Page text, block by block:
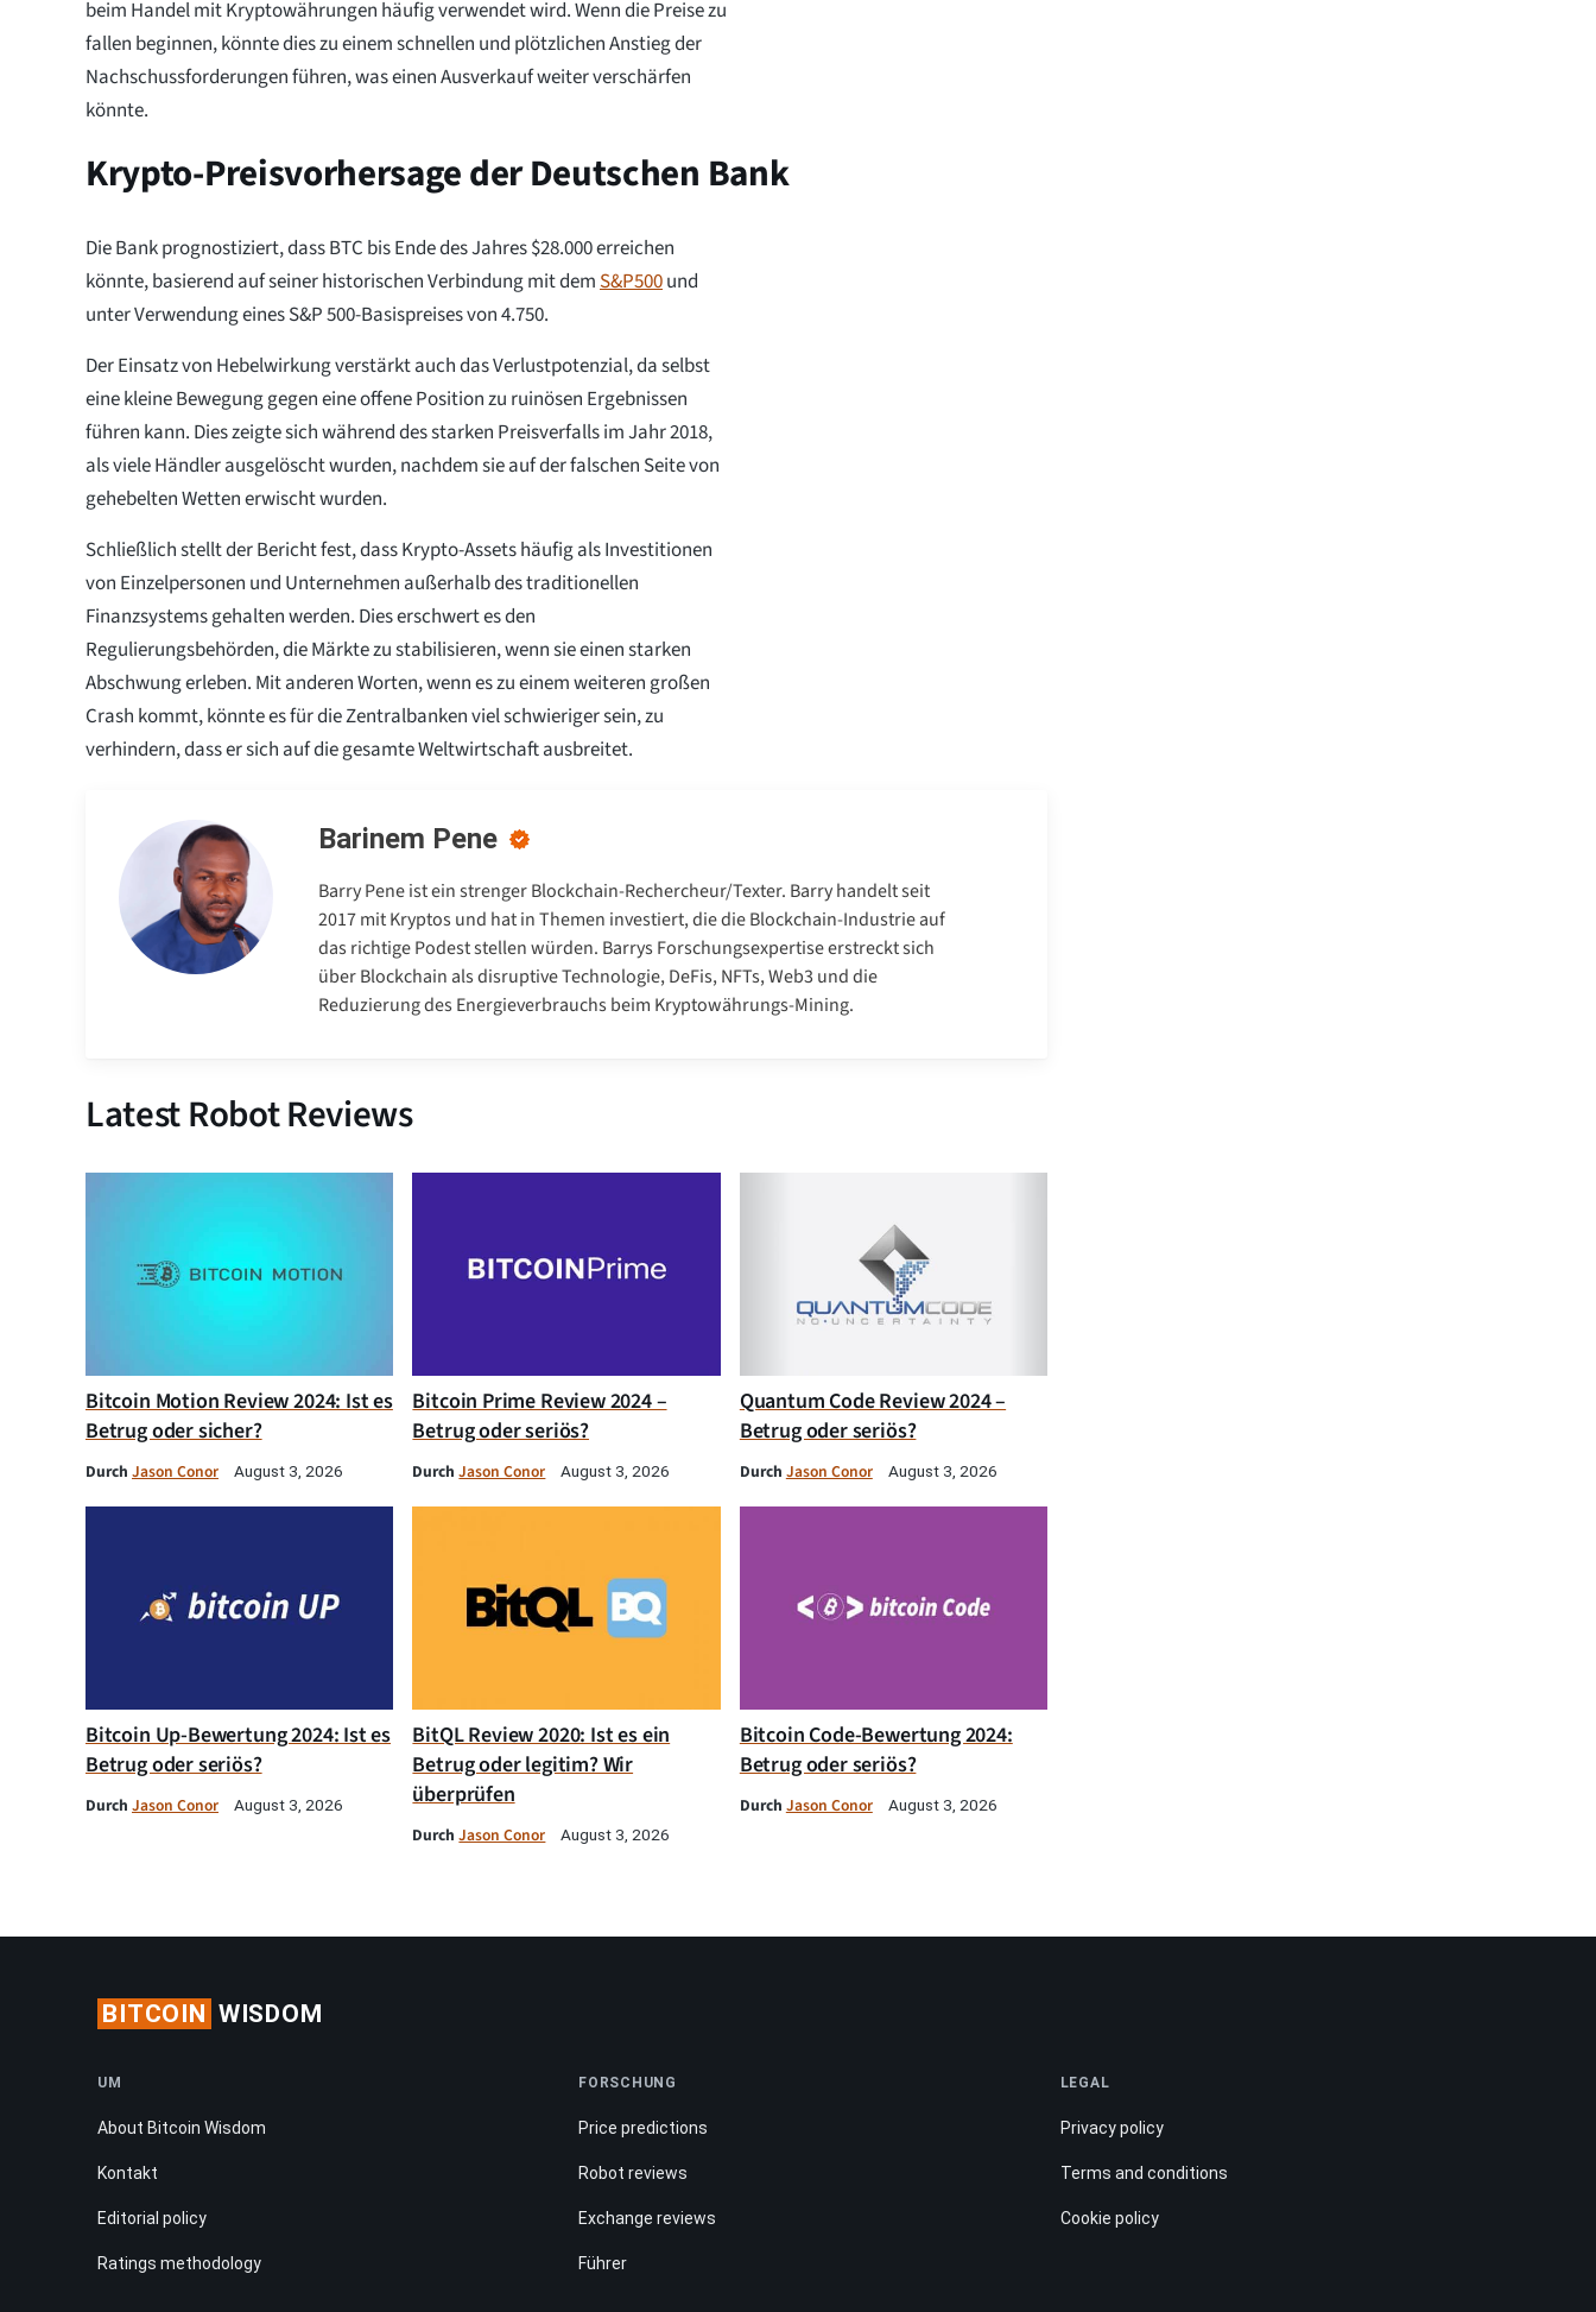
beim Handel mit Kryptowährungen häufig verwendet wird. Wenn die Preise zu
fallen beginnen, könnte dies zu einem schnellen und plötzlichen Anstieg der
Nachschussforderungen führen, was einen Ausverkauf weiter verschärfen
könnte.
Krypto-Preisvorhersage der Deutschen Bank
Die Bank prognostiziert, dass BTC bis Ende des Jahres $28.000 erreichen
könnte, basierend auf seiner historischen Verbindung mit demS&P500und
unter Verwendung eines S&P 500-Basispreises von 4.750.
Der Einsatz von Hebelwirkung verstärkt auch das Verlustpotenzial, da selbst
eine kleine Bewegung gegen eine offene Position zu ruinösen Ergebnissen
führen kann. Dies zeigte sich während des starken Preisverfalls im Jahr 2018,
als viele Händler ausgelöscht wurden, nachdem sie auf der falschen Seite von
gehebelten Wetten erwischt wurden.
Schließlich stellt der Bericht fest, dass Krypto-Assets häufig als Investitionen
von Einzelpersonen und Unternehmen außerhalb des traditionellen
Finanzsystems gehalten werden. Dies erschwert es den
Regulierungsbehörden, die Märkte zu stabilisieren, wenn sie einen starken
Abschwung erleben. Mit anderen Worten, wenn es zu einem weiteren großen
Crash kommt, könnte es für die Zentralbanken viel schwieriger sein, zu
verhindern, dass er sich auf die gesamte Weltwirtschaft ausbreitet.
Barinem Pene
Barry Pene ist ein strenger Blockchain-Rechercheur/Texter. Barry handelt seit
2017 mit Kryptos und hat in Themen investiert, die die Blockchain-Industrie auf
das richtige Podest stellen würden. Barrys Forschungsexpertise erstreckt sich
über Blockchain als disruptive Technologie, DeFis, NFTs, Web3 und die
Reduzierung des Energieverbrauchs beim Kryptowährungs-Mining.
Latest Robot Reviews
Bitcoin Motion Review 2024: Ist es
Betrug oder sicher?
Durch Jason Conor August 3, 2026
Bitcoin Prime Review 2024 –
Betrug oder seriös?
DurchJason Conor August 3, 2026
Quantum Code Review 2024 –
Betrug oder seriös?
Durch Jason Conor August 3, 2026
Bitcoin Up-Bewertung 2024: Ist es
Betrug oder seriös?
Durch Jason Conor August 3, 2026
BitQL Review 2020: Ist es ein
Betrug oder legitim? Wir
überprüfen
DurchJason Conor August 3, 2026
Bitcoin Code-Bewertung 2024:
Betrug oder seriös?
Durch Jason Conor August 3, 2026
BITCOIN WISDOM
UM
About Bitcoin Wisdom
Kontakt
Editorial policy
Ratings methodology
FORSCHUNG
Price predictions
Robot reviews
Exchange reviews
Führer
LEGAL
Privacy policy
Terms and conditions
Cookie policy